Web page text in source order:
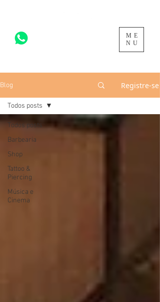
ME
NU
Blog Registre-se
Todos posts
Barbearia
Shop
Tattoo &
Piercing
Música e
Cinema
Todos posts